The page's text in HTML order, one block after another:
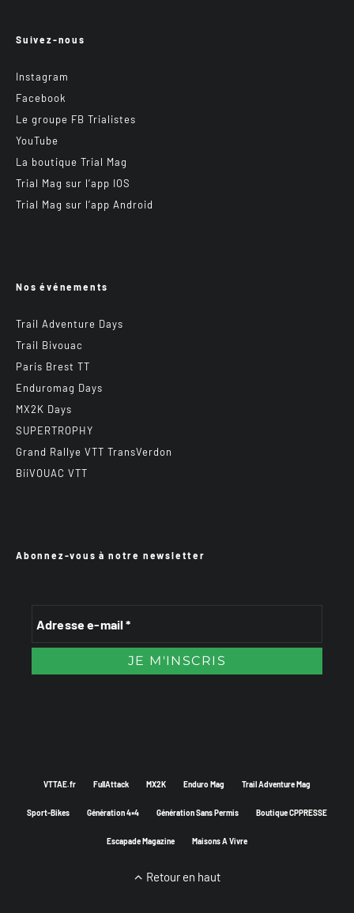
Suivez-nous
Instagram
Facebook
Le groupe FB Trialistes
YouTube
La boutique Trial Mag
Trial Mag sur l’app IOS
Trial Mag sur l’app Android
Nos événements
Trail Adventure Days
Trail Bivouac
Paris Brest TT
Enduromag Days
MX2K Days
SUPERTROPHY
Grand Rallye VTT TransVerdon
BiiVOUAC VTT
Abonnez-vous à notre newsletter
VTTAE.fr FullAttack MX2K Enduro Mag Trail Adventure Mag
Sport-Bikes Génération 4×4 Génération Sans Permis Boutique CPPRESSE
Escapade Magazine Maisons A Vivre
Retour en haut